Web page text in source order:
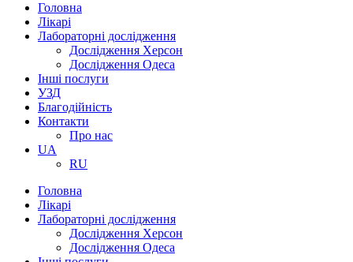
Головна
Лікарі
Лабораторні дослідження
Дослідження Херсон
Дослідження Одеса
Інші послуги
УЗД
Благодійність
Контакти
Про нас
UA
RU
Головна
Лікарі
Лабораторні дослідження
Дослідження Херсон
Дослідження Одеса